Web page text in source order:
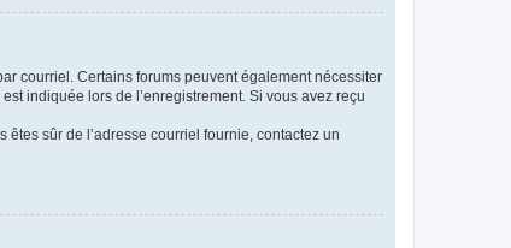
courriel. Certains forums peuvent également nécessiter
indiquée lors de l’enregistrement. Si vous avez reçu
sûr de l’adresse courriel fournie, contactez un